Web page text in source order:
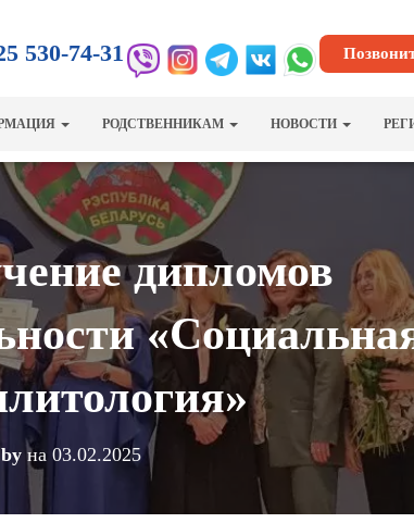
530-74-31
РОДСТВЕННИКАМ НОВОСТИ
дипломов
на 03.02.2025